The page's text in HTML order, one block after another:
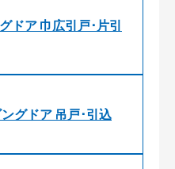
ドア 巾広引戸･片引
グドア 吊戸･引込